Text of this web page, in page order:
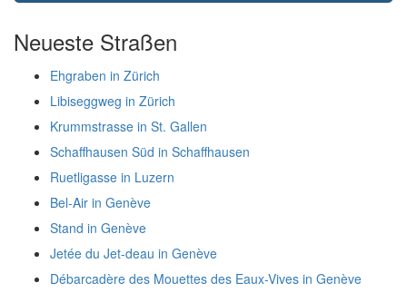
Neueste Straßen
Ehgraben in Zürich
Libiseggweg in Zürich
Krummstrasse in St. Gallen
Schaffhausen Süd in Schaffhausen
Ruetligasse in Luzern
Bel-Air in Genève
Stand in Genève
Jetée du Jet-deau in Genève
Débarcadère des Mouettes des Eaux-Vives in Genève